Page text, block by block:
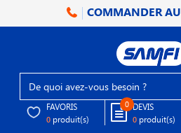
COMMANDER AU
FAVORIS
0 produit(s)
0 DEVIS
0 produit(s)